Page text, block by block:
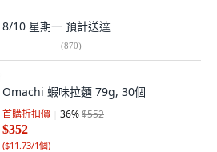
8/10 星期一 預計送達
(870)
Omachi 蝦味拉麵 79g, 30個
首購折扣價 36%$552
$352
($11.73/1個)